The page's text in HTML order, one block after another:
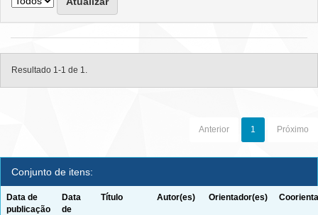
Resultado 1-1 de 1.
Anterior 1 Próximo
Conjunto de itens:
Data de
publicação
Data
de
Título Autor(es) Orientador(es)